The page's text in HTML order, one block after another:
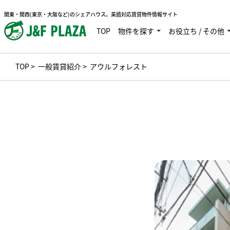
関東・関西(東京・大阪など)のシェアハウス。英語対応賃貸物件情報サイト
TOP 物件を探す お役立ち / その他
TOP> 一般賃貸紹介> アウルフォレスト